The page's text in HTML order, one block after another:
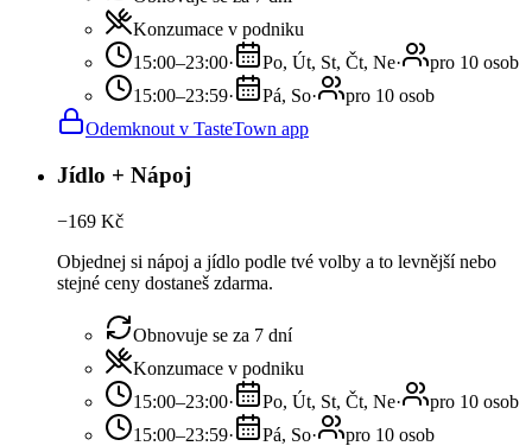
Konzumace v podniku
15:00–23:00· Po, Út, St, Čt, Ne·
pro 10 osob
15:00–23:59· Pá, So·
pro 10 osob
Odemknout v TasteTown app
Jídlo + Nápoj
−169 Kč
Objednej si nápoj a jídlo podle tvé volby a to levnější nebo
stejné ceny dostaneš zdarma.
Obnovuje se za 7 dní
Konzumace v podniku
15:00–23:00· Po, Út, St, Čt, Ne·
pro 10 osob
15:00–23:59· Pá, So·
pro 10 osob